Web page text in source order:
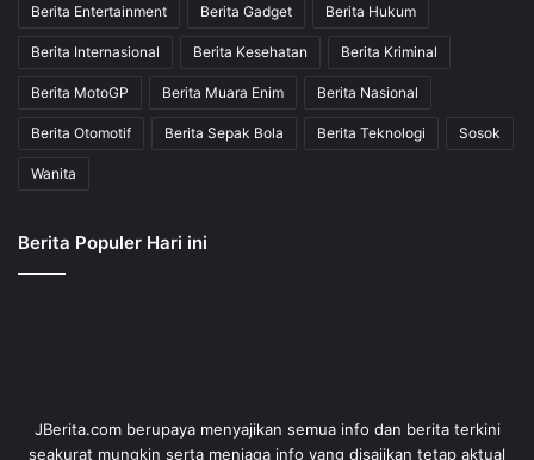
Berita Entertainment Berita Gadget Berita Hukum
Berita Internasional Berita Kesehatan Berita Kriminal
Berita MotoGP Berita Muara Enim Berita Nasional
Berita Otomotif Berita Sepak Bola Berita Teknologi Sosok
Wanita
Berita Populer Hari ini
JBerita.com berupaya menyajikan semua info dan berita terkini
seakurat mungkin serta menjaga info yang disajikan tetap aktual